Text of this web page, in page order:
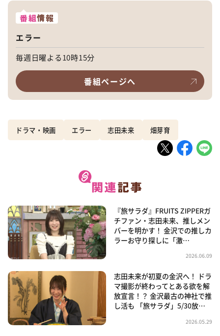
番組情報
エラー
毎週日曜よる10時15分
番組ページへ
ドラマ・映画 エラー 志田未来 畑芽育
『旅サラダ』FRUITS ZIPPERガ
チファン・志田未来、推しメン
バーを明かす！ 金沢での推しカ
ラーお守り探しに「激…
2026.06.09
志田未来が初夏の金沢へ！ ドラ
マ撮影が終わってとある欲を解
放宣言！？ 金沢最古の神社で推
し活も 「旅サラダ」5/30放…
2026.05.29